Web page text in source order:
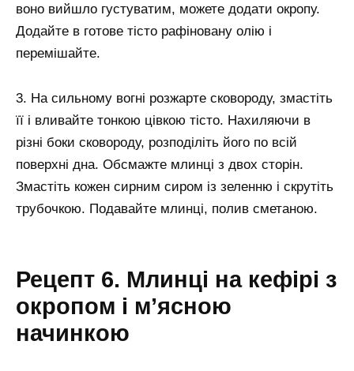
воно вийшло густуватим, можете додати окропу.
Додайте в готове тісто рафіновану олію і
перемішайте.
3. На сильному вогні розжарте сковороду, змастіть
її і вливайте тонкою цівкою тісто. Нахиляючи в
різні боки сковороду, розподіліть його по всій
поверхні дна. Обсмажте млинці з двох сторін.
Змастіть кожен сирним сиром із зеленню і скрутіть
трубочкою. Подавайте млинці, полив сметаною.
Рецепт 6. Млинці на кефірі з
окропом і м’ясною
начинкою